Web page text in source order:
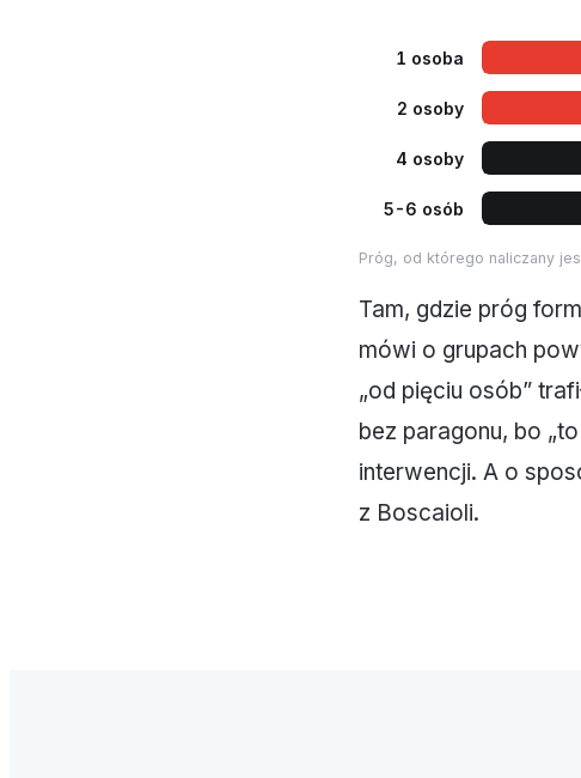
1 osoba
2 osoby
4 osoby
5-6 osób
Próg, od którego naliczany
Tam, gdzie próg
mówi o grupach
„od pięciu osób”
bez paragonu, bo
interwencji. A o
z Boscaioli.